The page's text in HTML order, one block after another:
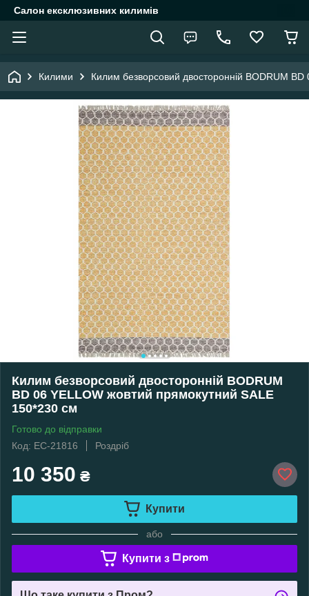
Салон ексклюзивних килимів
Килими Килим безворсовий двосторонній BODRUM
Килим безворсовий двосторонній BODRUM
BD 06 YELLOW жовтий прямокутний SALE
150*230 см
Готово до відправки
Код: EC-21816
Роздріб
10 350 ₴
Купити
або
Купити з